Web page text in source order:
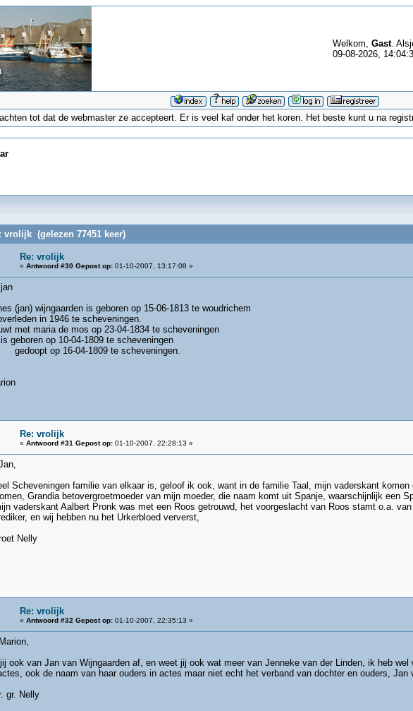
Welkom, Gast.
09-08-2026,
tot dat de webmaster ze accepteert. Er is veel kaf onder het koren. Het beste kunt u na
vrolijk (gelezen 77451 keer)
Re: vrolijk
« Antwoord #30 Gepost op:01-10-2007, 13:17:08 »
(jan) wijngaarden is geboren op 15-06-1813 te woudrichem
in 1946 te scheveningen.
met maria de mos op 23-04-1834 te scheveningen
geboren op 10-04-1809 te scheveningen
op 16-04-1809 te scheveningen.
Re: vrolijk
« Antwoord #31 Gepost op:01-10-2007, 22:28:13 »
Scheveningen familie van elkaar is, geloof ik ook, want in de familie Taal, mijn vaderskant
Grandia betovergroetmoeder van mijn moeder, die naam komt uit Spanje, waarschijnlijk een
vaderskant Aalbert Pronk was met een Roos getrouwd, het voorgeslacht van Roos stamt o.a.
en wij hebben nu het Urkerbloed ververst,
Nelly
Re: vrolijk
« Antwoord #32 Gepost op:01-10-2007, 22:35:13 »
ook van Jan van Wijngaarden af, en weet jij ook wat meer van Jenneke van der Linden, ik heb
ook de naam van haar ouders in actes maar niet echt het verband van dochter en ouders, Jan
gr. Nelly